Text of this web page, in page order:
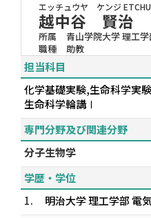
エッチュウヤ ケンジ
越中谷 賢治
所属
青山学院大学 理工
職種
助教
担当科目
化学基礎実験,生命科学実
生命科学輪講Ⅰ
専門分野及び関連分野
分子生物学
学歴・学位
1.
明治大学 理工学部 電